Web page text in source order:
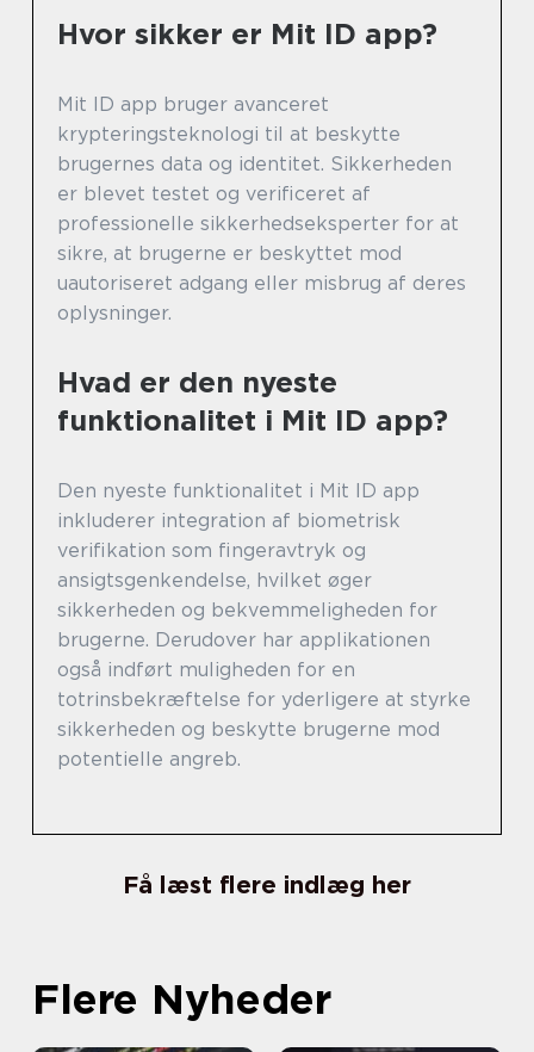
Hvor sikker er Mit ID app?
Mit ID app bruger avanceret
krypteringsteknologi til at beskytte
brugernes data og identitet. Sikkerheden
er blevet testet og verificeret af
professionelle sikkerhedseksperter for at
sikre, at brugerne er beskyttet mod
uautoriseret adgang eller misbrug af deres
oplysninger.
Hvad er den nyeste
funktionalitet i Mit ID app?
Den nyeste funktionalitet i Mit ID app
inkluderer integration af biometrisk
verifikation som fingeravtryk og
ansigtsgenkendelse, hvilket øger
sikkerheden og bekvemmeligheden for
brugerne. Derudover har applikationen
også indført muligheden for en
totrinsbekræftelse for yderligere at styrke
sikkerheden og beskytte brugerne mod
potentielle angreb.
Få læst flere indlæg her
Flere Nyheder